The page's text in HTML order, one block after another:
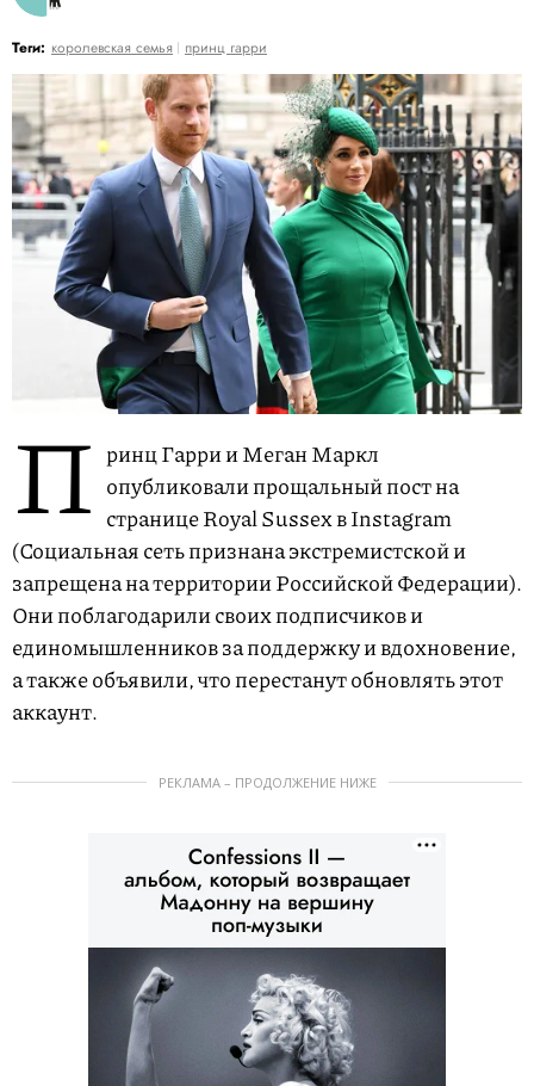
Теги: королевская семья принц гарри
П ринц Гарри и Меган Маркл
опубликовали прощальный пост на
странице Royal Sussex в Instagram
(Социальная сеть признана экстремистской и
запрещена на территории Российской Федерации).
Они поблагодарили своих подписчиков и
единомышленников за поддержку и вдохновение,
а также объявили, что перестанут обновлять этот
аккаунт.
РЕКЛАМА – ПРОДОЛЖЕНИЕ НИЖЕ